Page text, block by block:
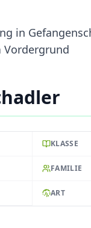
in
Vordergrund
KLASSE
FAMILIE
ART